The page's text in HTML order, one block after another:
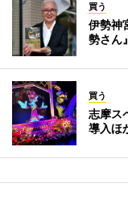
買う
伊勢神
勢さん
買う
志摩ス
導入ほ